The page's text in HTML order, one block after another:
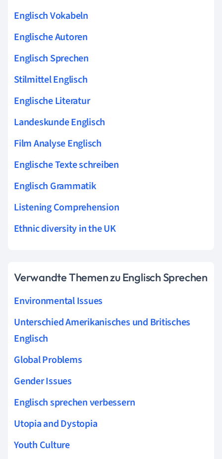
Englisch Vokabeln
Englische Autoren
Englisch Sprechen
Stilmittel Englisch
Englische Literatur
Landeskunde Englisch
Film Analyse Englisch
Englische Texte schreiben
Englisch Grammatik
Listening Comprehension
Ethnic diversity in the UK
Verwandte Themen zu Englisch Sprechen
Environmental Issues
Unterschied Amerikanisches und Britisches
Englisch
Global Problems
Gender Issues
Englisch sprechen verbessern
Utopia and Dystopia
Youth Culture